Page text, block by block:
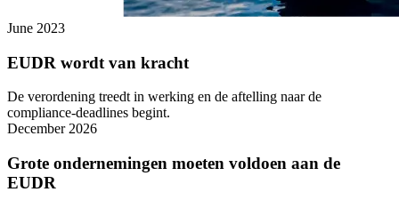
June 2023
EUDR wordt van kracht
De verordening treedt in werking en de aftelling naar de
compliance-deadlines begint.
December 2026
Grote ondernemingen moeten voldoen aan de
EUDR